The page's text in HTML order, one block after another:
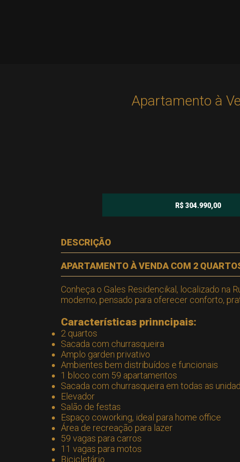
Apartamento à
R$ 304.990,00
DESCRIÇÃO
APARTAMENTO À VENDA COM 2
Conheça o Gales Residencikal, localizado na
moderno, pensado para oferecer conforto,
Características prinncipais:
2 quartos
Sacada com churrasqueira
Amplo garden privativo
Ambientes bem distribuídos e funcionais
1 bloco com 59 apartamentos
Sacada com churrasqueira em todas as
Elevador
Salão de festas
Espaço coworking, ideal para home office
Área de recreação para lazer
59 vagas para carros
11 vagas para motos
Bicicletário